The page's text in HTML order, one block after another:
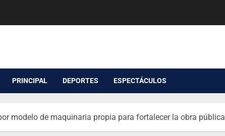
PRINCIPAL DEPORTES ESPECTÁCULOS
modelo de maquinaria propia para fortalecer la obra pública